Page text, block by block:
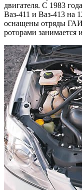
двигателя. С 1983
Ваз-411 и Ваз-413 на
оснащены отряды
роторами занимается